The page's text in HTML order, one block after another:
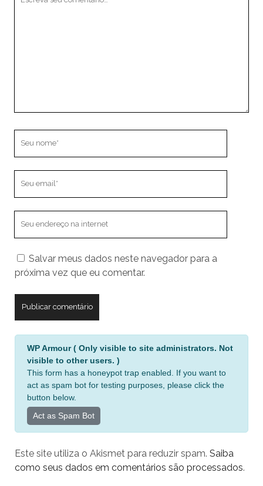
seu
site
Salvar meus dados neste navegador para a
próxima vez que eu comentar.
i
v
WP Armour ( Only visible to site administrators. Not
visible to other users. )
This form has a honeypot trap enabled. If you want to
act as spam bot for testing purposes, please click the
button below.
Act as Spam Bot
Este site utiliza o Akismet para reduzir spam. Saiba
como seus dados em comentários são processados.